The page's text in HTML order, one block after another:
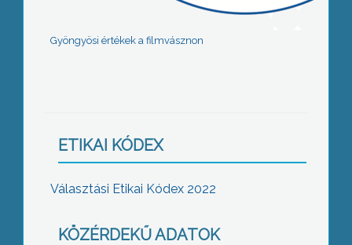
Gyöngyösi értékek a filmvásznon
ETIKAI KÓDEX
Választási Etikai Kódex 2022
KÖZÉRDEKŰ ADATOK